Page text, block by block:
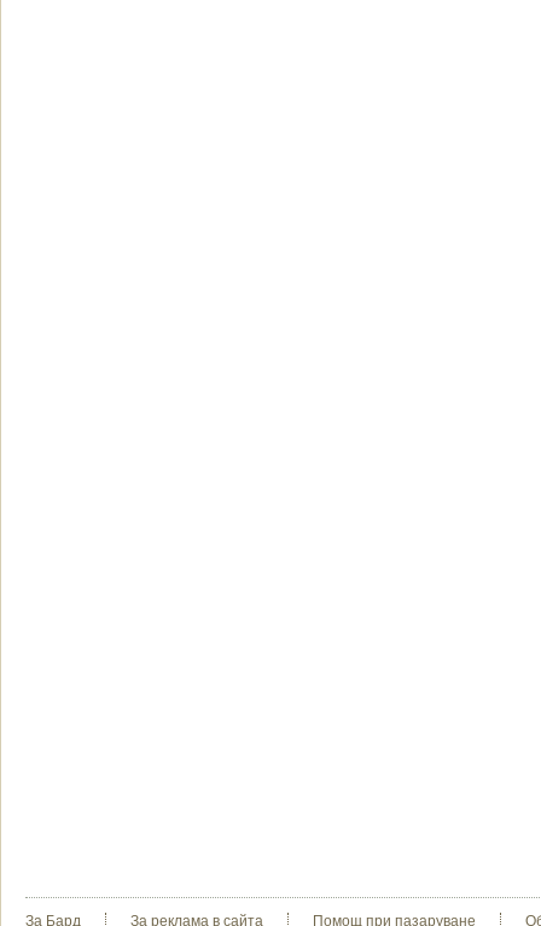
За Бард За реклама в сайта Помощ при пазаруване